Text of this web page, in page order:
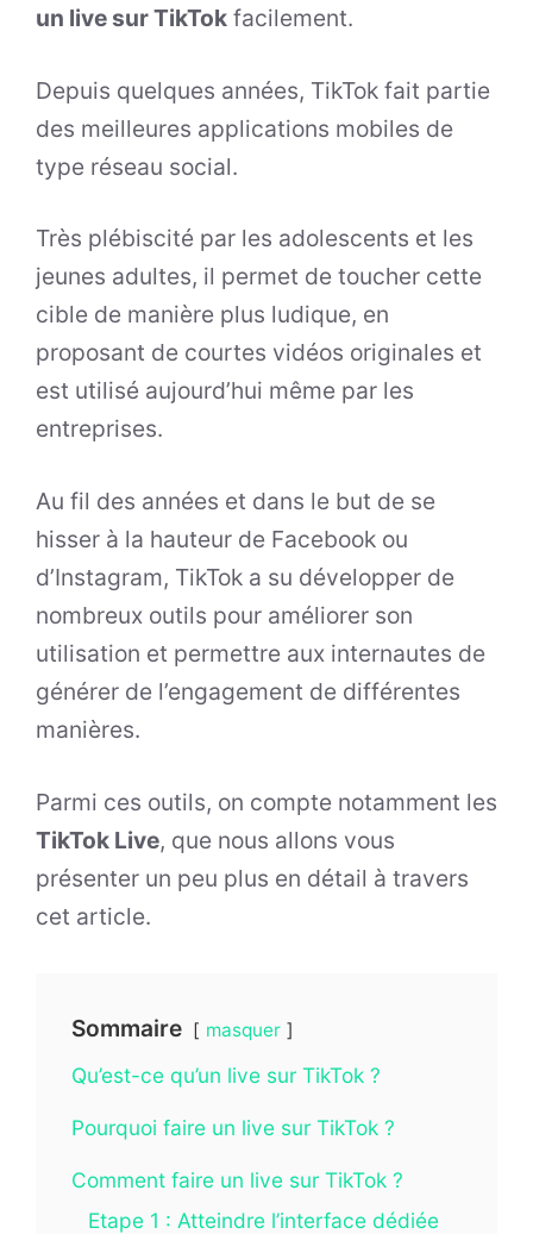
un live sur TikTok facilement.
Depuis quelques années, TikTok fait partie
des meilleures applications mobiles de
type réseau social.
Très plébiscité par les adolescents et les
jeunes adultes, il permet de toucher cette
cible de manière plus ludique, en
proposant de courtes vidéos originales et
est utilisé aujourd’hui même par les
entreprises.
Au fil des années et dans le but de se
hisser à la hauteur de Facebook ou
d’Instagram, TikTok a su développer de
nombreux outils pour améliorer son
utilisation et permettre aux internautes de
générer de l’engagement de différentes
manières.
Parmi ces outils, on compte notamment les
TikTok Live, que nous allons vous
présenter un peu plus en détail à travers
cet article.
Sommaire masquer
Qu’est-ce qu’un live sur TikTok ?
Pourquoi faire un live sur TikTok ?
Comment faire un live sur TikTok ?
Etape 1 : Atteindre l’interface dédiée